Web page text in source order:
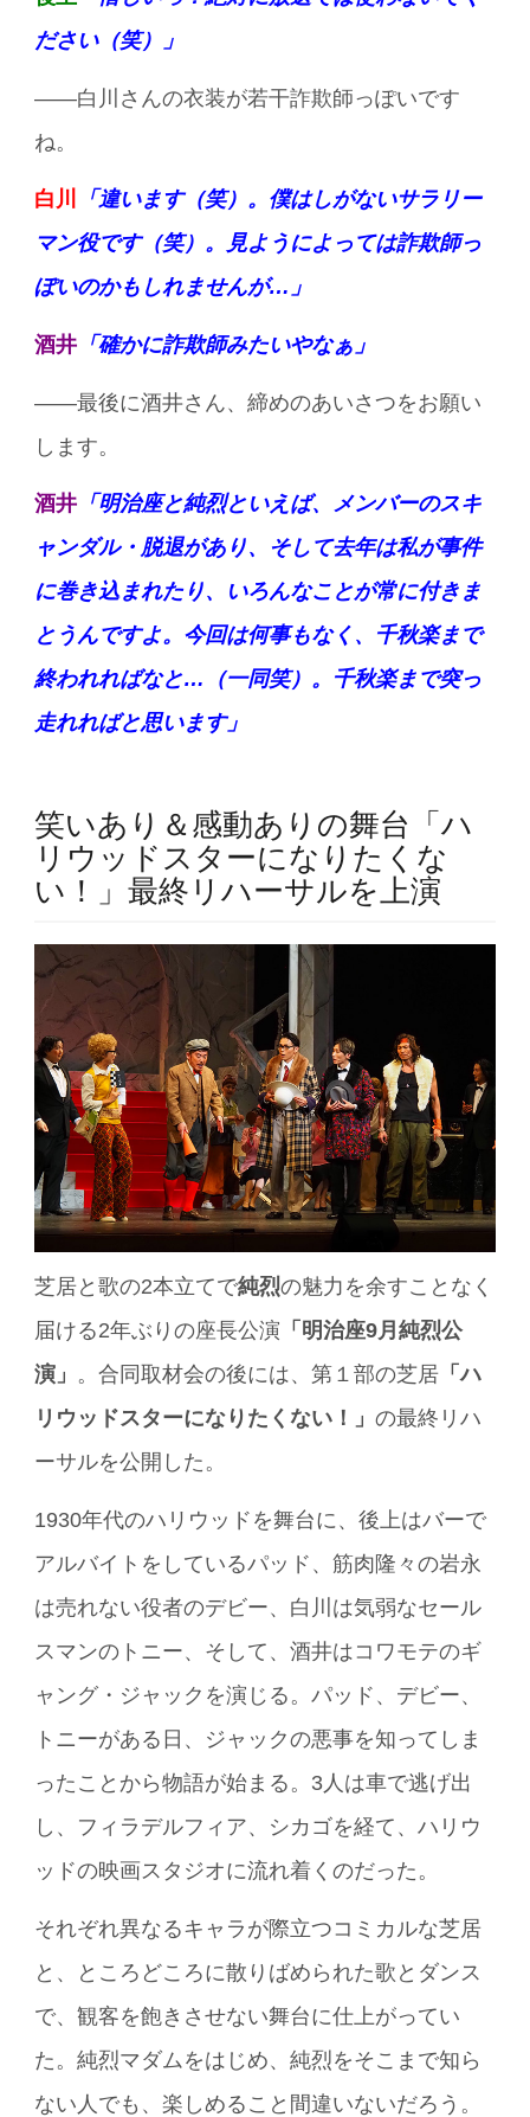
ださい（笑）」
——白川さんの衣装が若干詐欺師っぽいです
ね。
白川
「違います（笑）。僕はしがないサラリー
マン役です（笑）。見ようによっては詐欺師っ
ぽいのかもしれませんが…」
酒井 「確かに詐欺師みたいやなぁ」
——最後に酒井さん、締めのあいさつをお願い
します。
酒井 「明治座と純烈といえば、メンバーのスキ
ャンダル・脱退があり、そして去年は私が事件
に巻き込まれたり、いろんなことが常に付きま
とうんですよ。今回は何事もなく、千秋楽まで
終われればなと…（一同笑）。千秋楽まで突っ
走れればと思います」
笑いあり＆感動ありの舞台「ハ
リウッドスターになりたくな
い！」最終リハーサルを上演
芝居と歌の2本立てで純烈の魅力を余すことなく
届ける2年ぶりの座長公演 「明治座9月純烈公
演」 。合同取材会の後には、第１部の芝居 「ハ
リウッドスターになりたくない！」の最終リハ
ーサルを公開した。
1930年代のハリウッドを舞台に、後上はバーで
アルバイトをしているパッド、筋肉隆々の岩永
は売れない役者のデビー、白川は気弱なセール
スマンのトニー、そして、酒井はコワモテのギ
ャング・ジャックを演じる。パッド、デビー、
トニーがある日、ジャックの悪事を知ってしま
ったことから物語が始まる。3人は車で逃げ出
し、フィラデルフィア、シカゴを経て、ハリウ
ッドの映画スタジオに流れ着くのだった。
それぞれ異なるキャラが際立つコミカルな芝居
と、ところどころに散りばめられた歌とダンス
で、観客を飽きさせない舞台に仕上がってい
た。純烈マダムをはじめ、純烈をそこまで知ら
ない人でも、楽しめること間違いないだろう。